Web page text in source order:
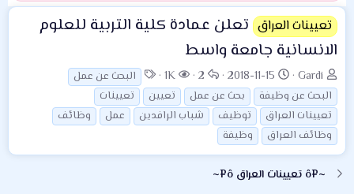
تعيينات العراق تعلن عمادة كلية التربية للعلوم
الانسانية جامعة واسط
ب
ا
د
ئ
ا
م
Gardi
ت
ا
ر
ي
خ
ل
2018-11-15
ا
ل
ر
د
2
ا
ل
م
ش
1K
ا
ل
و
س
البحث عن عمل
البحث عن وظيفة
بحث عن عمل تعيين
تعيينات
تعيينات العراق
توظيف شباب الرافدين عمل
وظائف
وظائف العراق
وظيفة
~¤ô تعيينات العراق ô¤~